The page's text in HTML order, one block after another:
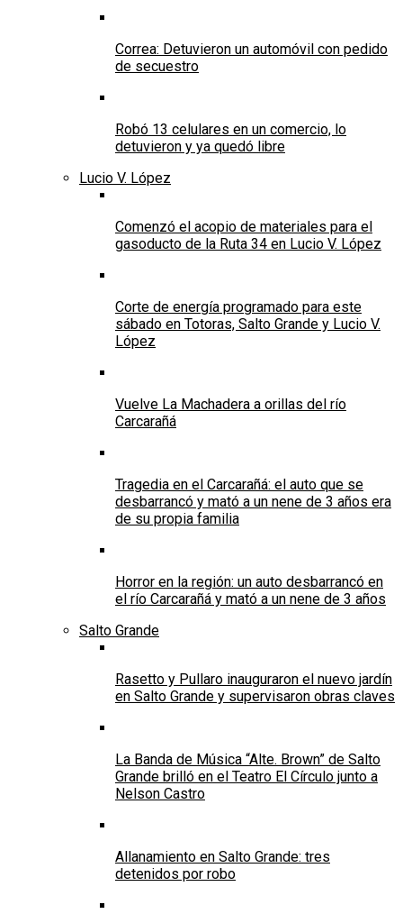
Correa: Detuvieron un automóvil con pedido
de secuestro
Robó 13 celulares en un comercio, lo
detuvieron y ya quedó libre
Lucio V. López
Comenzó el acopio de materiales para el
gasoducto de la Ruta 34 en Lucio V. López
Corte de energía programado para este
sábado en Totoras, Salto Grande y Lucio V.
López
Vuelve La Machadera a orillas del río
Carcarañá
Tragedia en el Carcarañá: el auto que se
desbarrancó y mató a un nene de 3 años era
de su propia familia
Horror en la región: un auto desbarrancó en
el río Carcarañá y mató a un nene de 3 años
Salto Grande
Rasetto y Pullaro inauguraron el nuevo jardín
en Salto Grande y supervisaron obras claves
La Banda de Música “Alte. Brown” de Salto
Grande brilló en el Teatro El Círculo junto a
Nelson Castro
Allanamiento en Salto Grande: tres
detenidos por robo